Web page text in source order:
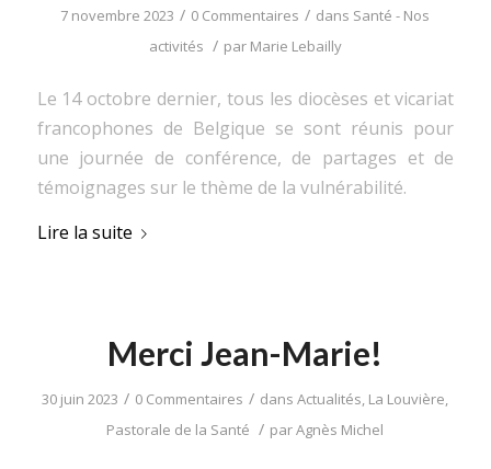
7 novembre 2023 / 0 Commentaires / dans Santé - Nos
activités / par Marie Lebailly
Le 14 octobre dernier, tous les diocèses et vicariat
francophones de Belgique se sont réunis pour
une journée de conférence, de partages et de
témoignages sur le thème de la vulnérabilité.
Lire la suite
Merci Jean-Marie!
30 juin 2023 / 0 Commentaires / dansActualités, La Louvière,
Pastorale de la Santé / parAgnès Michel